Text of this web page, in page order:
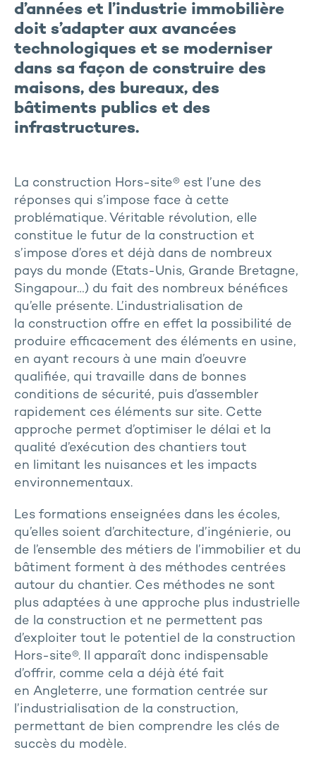
d’années et l’industrie immobilière
doit s’adapter aux avancées
technologiques et se moderniser
dans sa façon de construire des
maisons, des bureaux, des
bâtiments publics et des
infrastructures.
La construction Hors-site® est l’une des
réponses qui s’impose face à cette
problématique. Véritable révolution, elle
constitue le futur de la construction et
s’impose d’ores et déjà dans de nombreux
pays du monde (Etats-Unis, Grande Bretagne,
Singapour…) du fait des nombreux bénéfices
qu’elle présente. L’industrialisation de
la construction offre en effet la possibilité de
produire efficacement des éléments en usine,
en ayant recours à une main d’oeuvre
qualifiée, qui travaille dans de bonnes
conditions de sécurité, puis d’assembler
rapidement ces éléments sur site. Cette
approche permet d’optimiser le délai et la
qualité d’exécution des chantiers tout
en limitant les nuisances et les impacts
environnementaux.
Les formations enseignées dans les écoles,
qu’elles soient d’architecture, d’ingénierie, ou
de l’ensemble des métiers de l’immobilier et du
bâtiment forment à des méthodes centrées
autour du chantier. Ces méthodes ne sont
plus adaptées à une approche plus industrielle
de la construction et ne permettent pas
d’exploiter tout le potentiel de la construction
Hors-site®. Il apparaît donc indispensable
d’offrir, comme cela a déjà été fait
en Angleterre, une formation centrée sur
l’industrialisation de la construction,
permettant de bien comprendre les clés de
succès du modèle.